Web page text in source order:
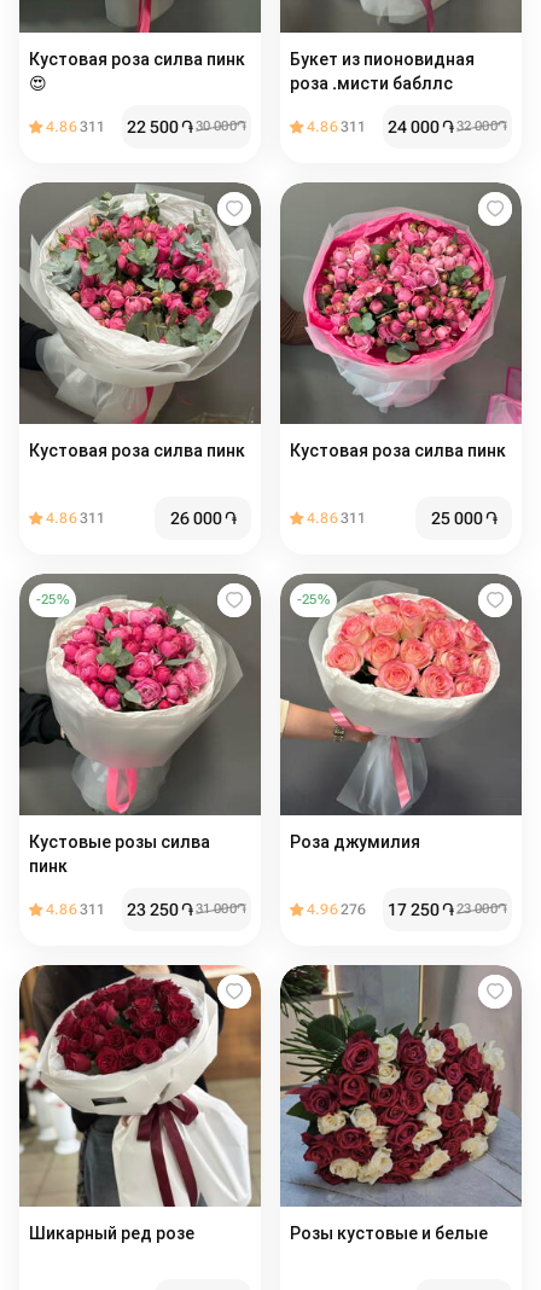
Кустовая роза силва пинк
😍
4.86311 22 500֏30 000֏
Букет из пионовидная
роза .мисти бабллс ️
4.86311 24 000֏32 000֏
Кустовая роза силва пинк
4.86311 26 000֏
Кустовая роза силва пинк️
4.86311 25 000֏
-25%
Кустовые розы силва
пинк️
4.86311 23 250֏31 000֏
-25%
Роза джумилия️
4.96276 17 250֏23 000֏
Шикарный ред розе Розы кустовые и белые